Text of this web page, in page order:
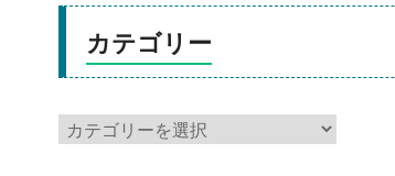
カテゴリー